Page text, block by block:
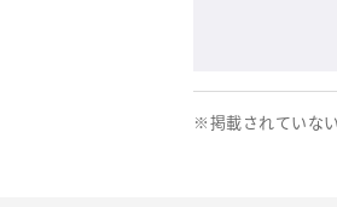
※掲載されていな